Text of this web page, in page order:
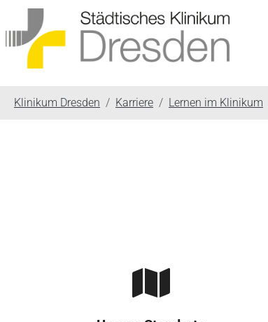
Klinikum Dresden Karriere Lernen im Klinikum